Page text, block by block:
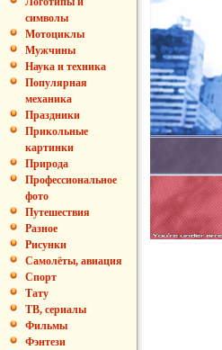
символы
Мотоциклы
Мужчины
Наука и техника
Популярная
механика
Праздники
Прикольные
картинки
Природа
Профессиональное
фото
Путешествия
Разное
Рисунки
Самолёты, авиация
Спорт
Тату
ТВ, сериалы
Фильмы
Фэнтези